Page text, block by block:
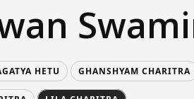
HETU GHANSHYAM CHARITRA